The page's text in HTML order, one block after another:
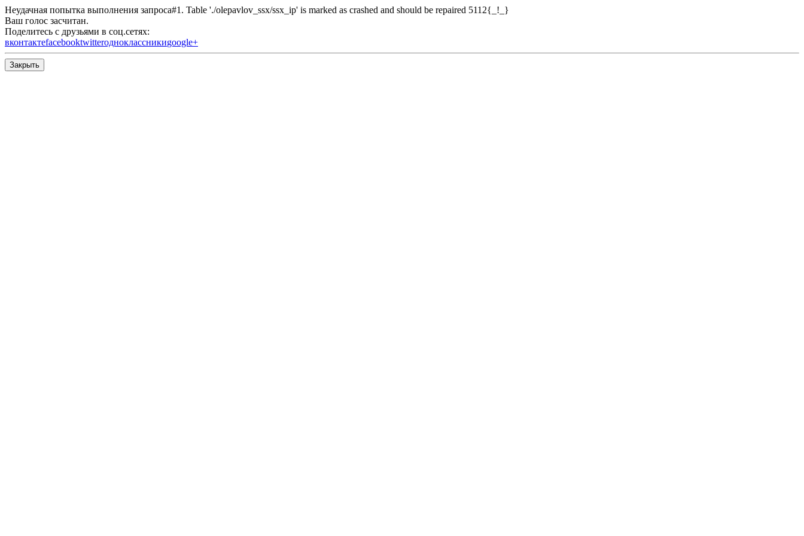
Неудачная попытка выполнения запроса#1. Table './olepavlov_ssx/ssx_ip' is marked as crashed and should be repaired 5112{_!_}
Ваш голос засчитан.
Поделитесь с друзьями в соц.сетях:
вконтактеfacebooktwitterодноклассникиgoogle+